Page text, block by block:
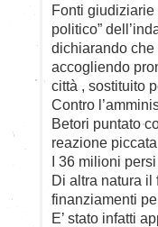
Fonti giudiziarie
politico”
dichiarando che
accogliendo
città , sostituito
Contro
Betori puntato
reazione
I 36 milioni
Di altra natura il
finanziamenti
E’ stato infatti